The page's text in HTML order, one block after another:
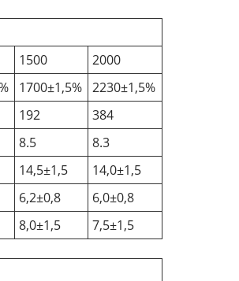
1500
2000
1700±1,5% 2230±1,5%
192
384
8.5
8.3
14,5±1,5
14,0±1,5
6,2±0,8
6,0±0,8
8,0±1,5 7,5±1,5